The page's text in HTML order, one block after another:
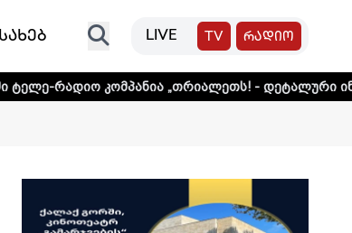
LIVE TV რადიო
„თრიალეთს! - დეტალური